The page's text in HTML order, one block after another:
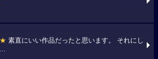
素直にいい作品だったと思います。 それにし